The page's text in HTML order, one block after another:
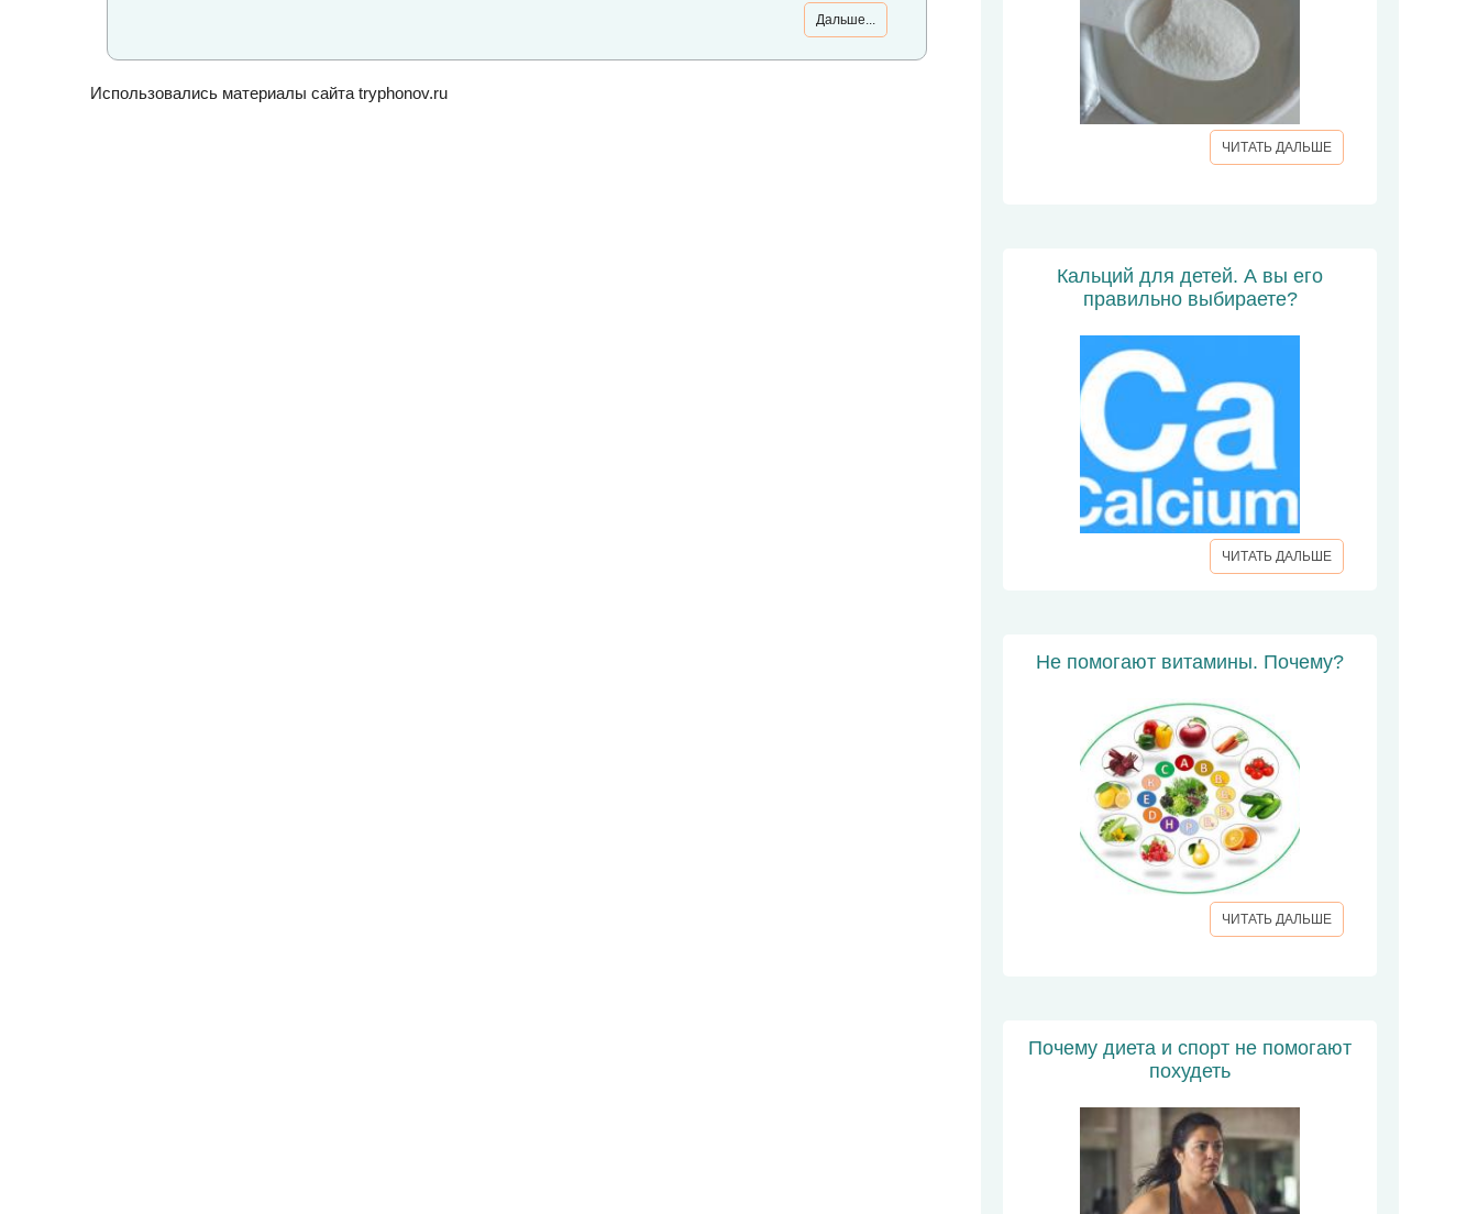
Дальше...
Использовались материалы сайта tryphonov.ru
ЧИТАТЬ ДАЛЬШЕ
Кальций для детей. А вы его
правильно выбираете?
ЧИТАТЬ ДАЛЬШЕ
Не помогают витамины. Почему?
ЧИТАТЬ ДАЛЬШЕ
Почему диета и спорт не помогают
похудеть